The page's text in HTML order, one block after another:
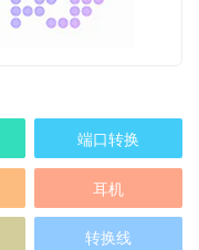
端口转换
耳机
转换线